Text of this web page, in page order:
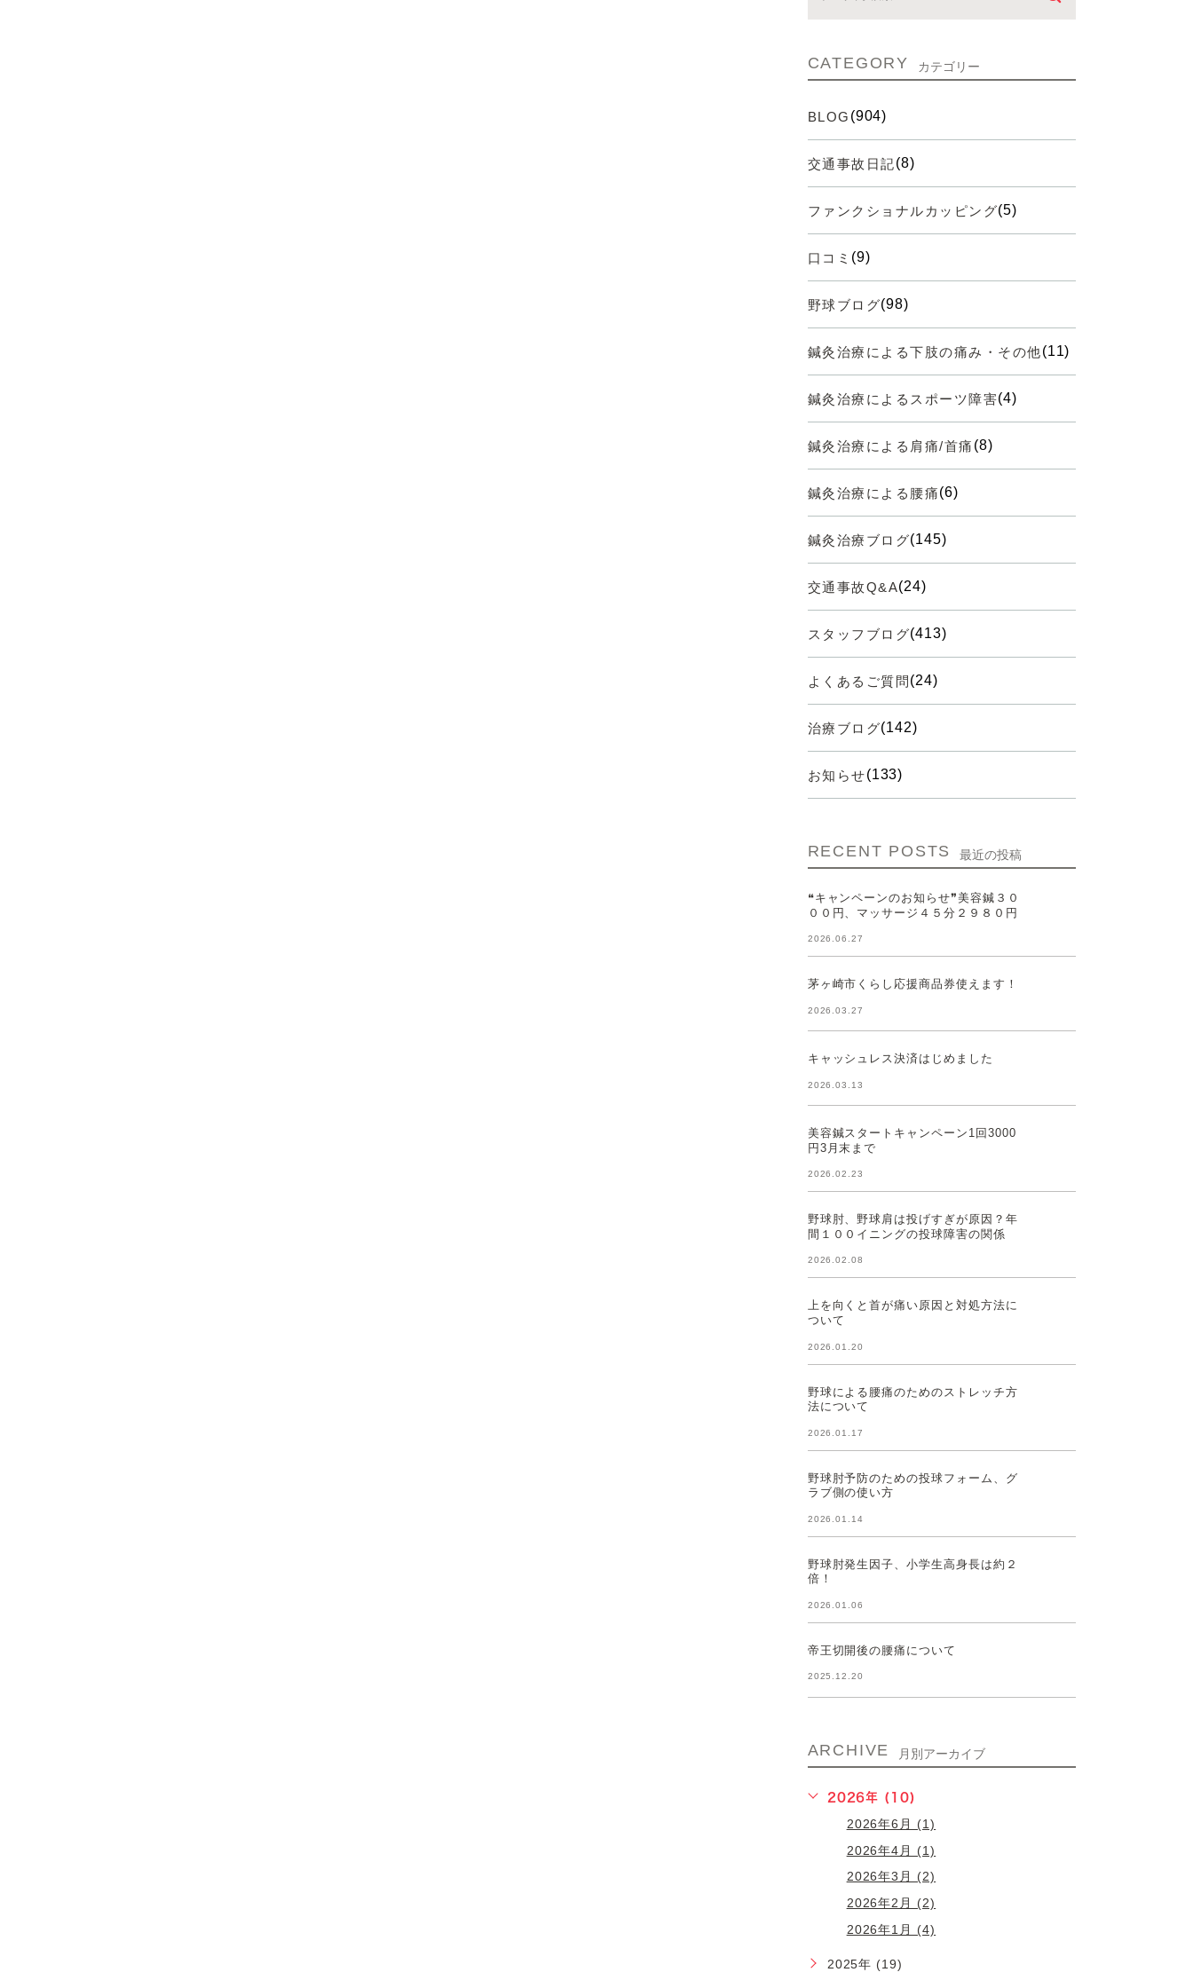
CATEGORY カテゴリー
BLOG (904)
交通事故日記(8)
ファンクショナルカッピング(5)
口コミ (9)
野球ブログ(98)
鍼灸治療による下肢の痛み・その他(11)
鍼灸治療によるスポーツ障害(4)
鍼灸治療による肩痛/首痛 (8)
鍼灸治療による腰痛(6)
鍼灸治療ブログ(145)
交通事故Q&A(24)
スタッフブログ(413)
よくあるご質問 (24)
治療ブログ(142)
お知らせ(133)
RECENT POSTS 最近の投稿
❝キャンペーンのお知らせ❞美容鍼３０
００円、マッサージ４５分２９８０円
2026.06.27
茅ヶ崎市くらし応援商品券使えます！
2026.03.27
キャッシュレス決済はじめました
2026.03.13
美容鍼スタートキャンペーン1回3000
円3月末まで
2026.02.23
野球肘、野球肩は投げすぎが原因？年
間１００イニングの投球障害の関係
2026.02.08
上を向くと首が痛い原因と対処方法に
ついて
2026.01.20
野球による腰痛のためのストレッチ方
法について
2026.01.17
野球肘予防のための投球フォーム、グ
ラブ側の使い方
2026.01.14
野球肘発生因子、小学生高身長は約２
倍！
2026.01.06
帝王切開後の腰痛について
2025.12.20
ARCHIVE 月別アーカイブ
2026年 (10)
2026年6月 (1)
2026年4月 (1)
2026年3月 (2)
2026年2月 (2)
2026年1月 (4)
2025年 (19)